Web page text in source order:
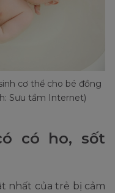
cơ thể cho bé đồng
Sưu tầm Internet)
có ho, sốt
nhất của trẻ bị cảm